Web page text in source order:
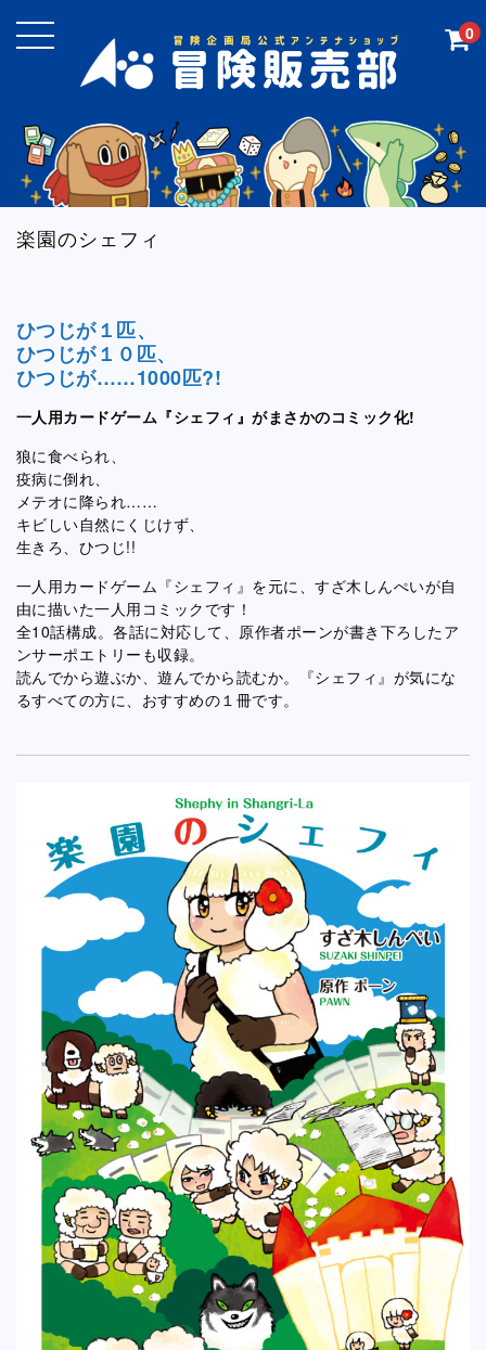
0
楽園のシェフィ
ひつじが１匹、
ひつじが１０匹、
ひつじが……1000匹?!
一人用カードゲーム『シェフィ』がまさかのコミック化!
狼に食べられ、
疫病に倒れ、
メテオに降られ……
キビしい自然にくじけず、
生きろ、ひつじ!!
一人用カードゲーム『シェフィ』を元に、すざ木しんぺいが自
由に描いた一人用コミックです！
全10話構成。各話に対応して、原作者ポーンが書き下ろしたア
ンサーポエトリーも収録。
読んでから遊ぶか、遊んでから読むか。『シェフィ』が気にな
るすべての方に、おすすめの１冊です。